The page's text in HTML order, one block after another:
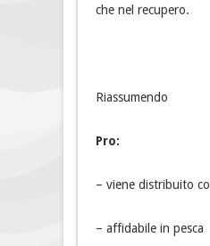
che nel recupero.
Riassumendo
Pro:
– viene distribuito
– affidabile in pesca